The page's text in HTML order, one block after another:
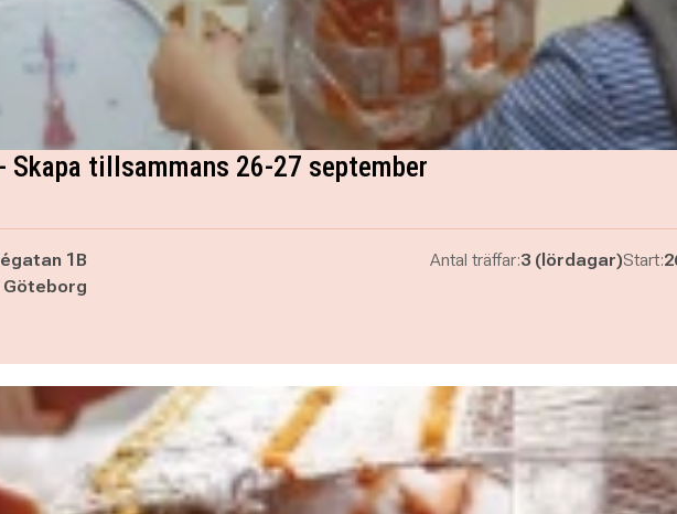
Skapa tillsammans 26-27 september
1B
Göteborg
Antal träffar:3 (lördagar)Start: